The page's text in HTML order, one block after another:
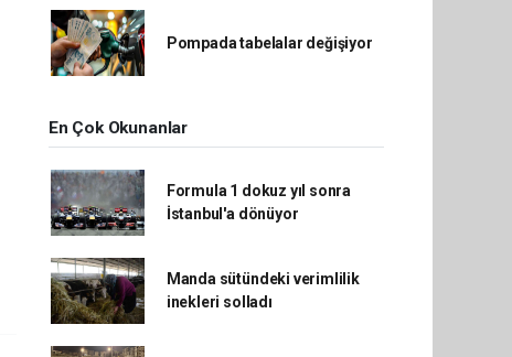
Pompada tabelalar değişiyor
En Çok Okunanlar
Formula 1 dokuz yıl sonra
İstanbul'a dönüyor
Manda sütündeki verimlilik
inekleri solladı